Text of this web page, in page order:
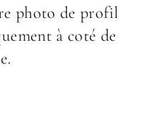
photo de profil
à coté de